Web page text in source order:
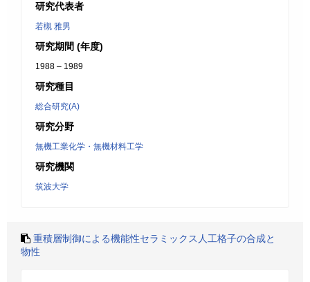
研究代表者
若槻 雅男
研究期間 (年度)
1988 – 1989
研究種目
総合研究(A)
研究分野
無機工業化学・無機材料工学
研究機関
筑波大学
重積層制御による機能性セラミックス人工格子の合成と
物性